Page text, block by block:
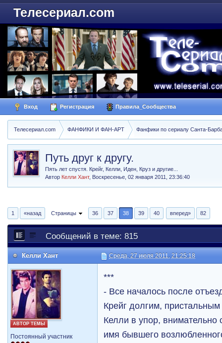
Телесериал.com
Вход Регистрация Правила_Сообщества
Телесериал.com ФАНФИКИ И ФАН-АРТ Фанфики по сериалу Санта-
Путь друг к другу.
Пять лет спустя. Крейг, Келли, Иден, Круз и другие...
Автор Келли Хант, Воскресенье, 02 января 2011, 23:36:40
1 «назад Страницы 36 37 38 39 40 вперед» 82
Сообщений в теме: 815
Келли Хант Среда, 27 июля 2011, 21:25:18
АВТОР ТЕМЫ
Постоянный участник
***
- Все началось после
Крейг долгим,
Келли в упор, внимательно
имя бывшего